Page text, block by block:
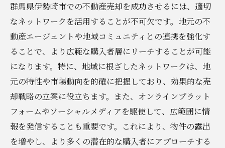
群馬県伊勢崎市での不動産売却を成功させるには、適切
なネットワークを活用することが不可欠です。地元の不
動産エージェントや地域コミュニティとの連携を強化す
ることで、より広範な購入者層にリーチすることが可能
になります。特に、地域に根ざしたネットワークは、地
元の特性や市場動向を的確に把握しており、効果的な売
却戦略の立案に役立ちます。また、オンラインプラット
フォームやソーシャルメディアを駆使して、広範囲に情
報を発信することも重要です。これにより、物件の露出
を増やし、より多くの潜在的な購入者にアプローチする